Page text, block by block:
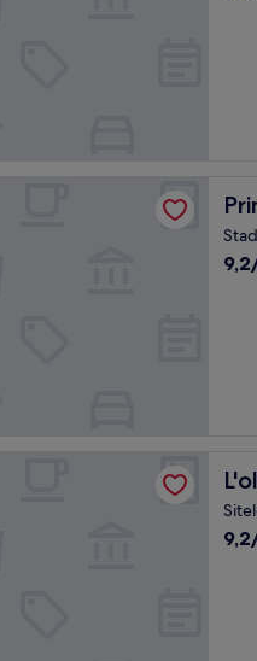
9.2
9.2